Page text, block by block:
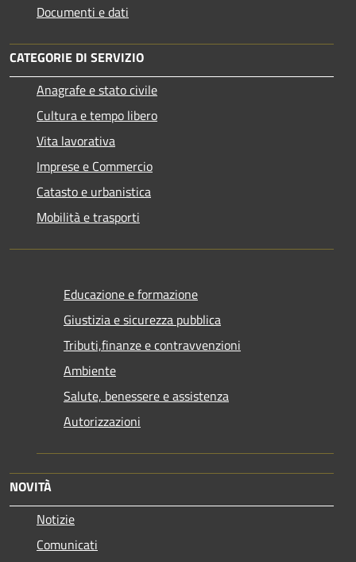
Documenti e dati
CATEGORIE DI SERVIZIO
Anagrafe e stato civile
Cultura e tempo libero
Vita lavorativa
Imprese e Commercio
Catasto e urbanistica
Mobilità e trasporti
Educazione e formazione
Giustizia e sicurezza pubblica
Tributi,finanze e contravvenzioni
Ambiente
Salute, benessere e assistenza
Autorizzazioni
NOVITÀ
Notizie
Comunicati